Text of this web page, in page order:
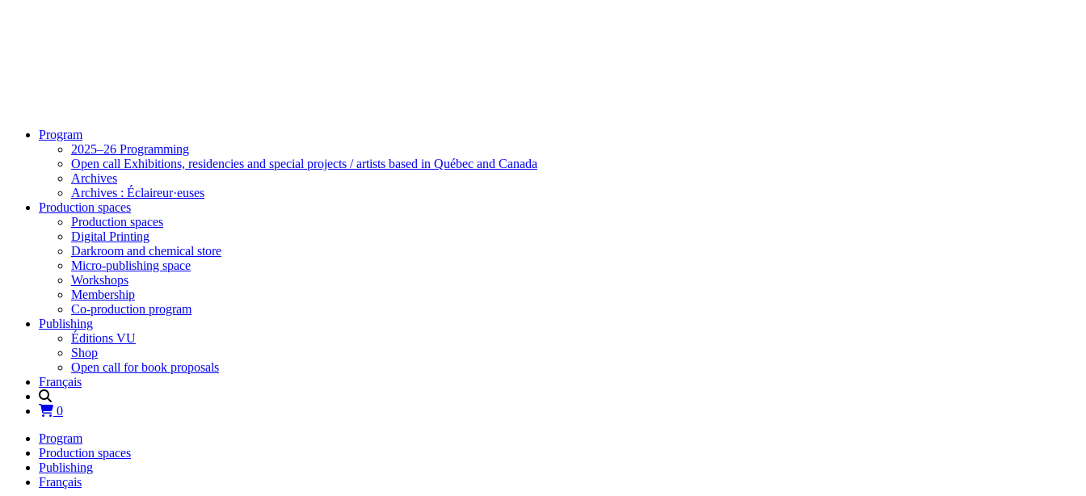
Program
2025–26 Programming
Open call Exhibitions, residencies and special projects / artists based in Québec and Canada
Archives
Archives : Éclaireur·euses
Production spaces
Production spaces
Digital Printing
Darkroom and chemical store
Micro-publishing space
Workshops
Membership
Co-production program
Publishing
Éditions VU
Shop
Open call for book proposals
Français
0
Program
Production spaces
Publishing
Français